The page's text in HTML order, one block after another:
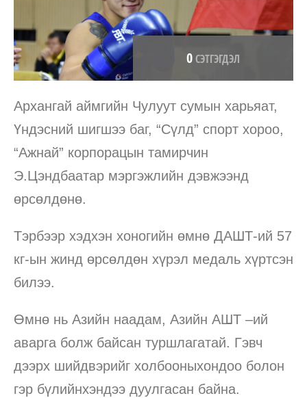
0СЭТГЭГДЭЛ
Архангай аймгийн Чулуут сумын харьяат,
Үндэсний шигшээ баг, “Сүлд” спорт хороо,
“Ажнай” корпорацын тамирчин
Э.Цэндбаатар мэргэжлийн дэвжээнд
өрсөлдөнө.
Тэрбээр хэдхэн хоногийн өмнө ДАШТ-ий 57
кг-ын жинд өрсөлдөн хүрэл медаль хүртсэн
билээ.
Өмнө нь Азийн наадам, Азийн АШТ –ий
аварга болж байсан туршлагатай. Гэвч
дээрх шийдвэрийг холбооныхондоо болон
гэр бүлийнхэндээ дуулгасан байна.